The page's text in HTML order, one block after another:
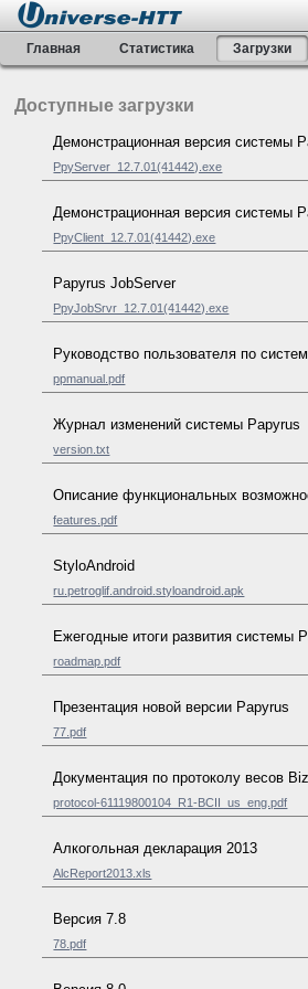
Главная Статистика Загрузки
Доступные загрузки
Демонстрационная версия системы
PpyServer_12.7.01(41442).exe
Демонстрационная версия системы
PpyClient_12.7.01(41442).exe
Papyrus JobServer
PpyJobSrvr_12.7.01(41442).exe
Руководство пользователя по
ppmanual.pdf
Журнал изменений системы Papyrus
version.txt
Описание функциональных
features.pdf
StyloAndroid
ru.petroglif.android.styloandroid.apk
Ежегодные итоги развития
roadmap.pdf
Презентация новой версии Papyrus
77.pdf
Документация по протоколу весов
protocol-61119800104_R1-BCII_us_eng.pdf
Алкогольная декларация 2013
AlcReport2013.xls
Версия 7.8
78.pdf